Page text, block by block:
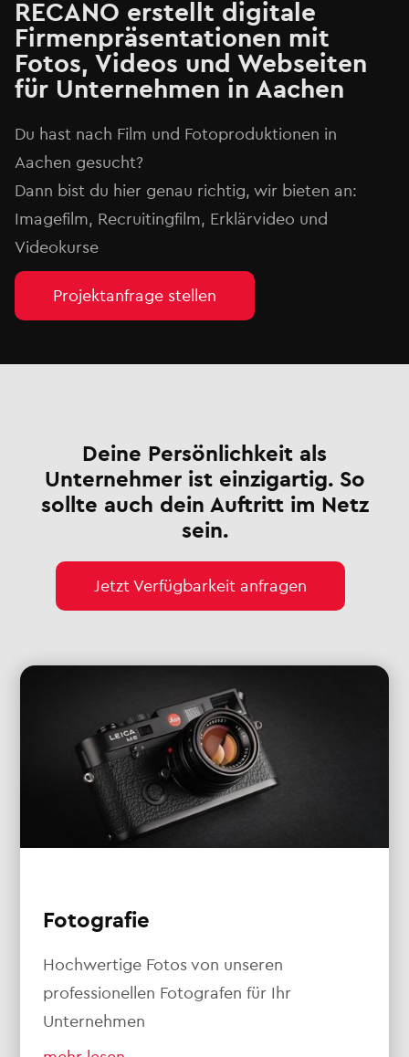
RECANO erstellt digitale
Firmenpräsentationen mit
Fotos, Videos und Webseiten
für Unternehmen in Aachen
Du hast nach Film und Fotoproduktionen in
Aachen gesucht?
Dann bist du hier genau richtig, wir bieten an:
Imagefilm, Recruitingfilm, Erklärvideo und
Videokurse
Projektanfrage stellen
Deine Persönlichkeit als
Unternehmer ist einzigartig. So
sollte auch dein Auftritt im Netz
sein.
Jetzt Verfügbarkeit anfragen
Fotografie
Hochwertige Fotos von unseren
professionellen Fotografen für Ihr
Unternehmen